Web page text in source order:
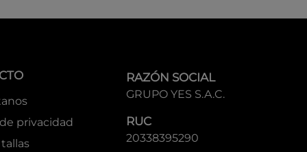
privacidad
RAZÓN SOCIAL
GRUPO YES S.A.C.
RUC
20338395290